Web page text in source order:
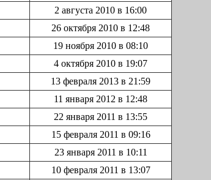
2 августа 2010 в 16:00
26 октября 2010 в 12:48
19 ноября 2010 в 08:10
4 октября 2010 в 19:07
13 февраля 2013 в 21:59
11 января 2012 в 12:48
22 января 2011 в 13:55
15 февраля 2011 в 09:16
23 января 2011 в 10:11
10 февраля 2011 в 13:07